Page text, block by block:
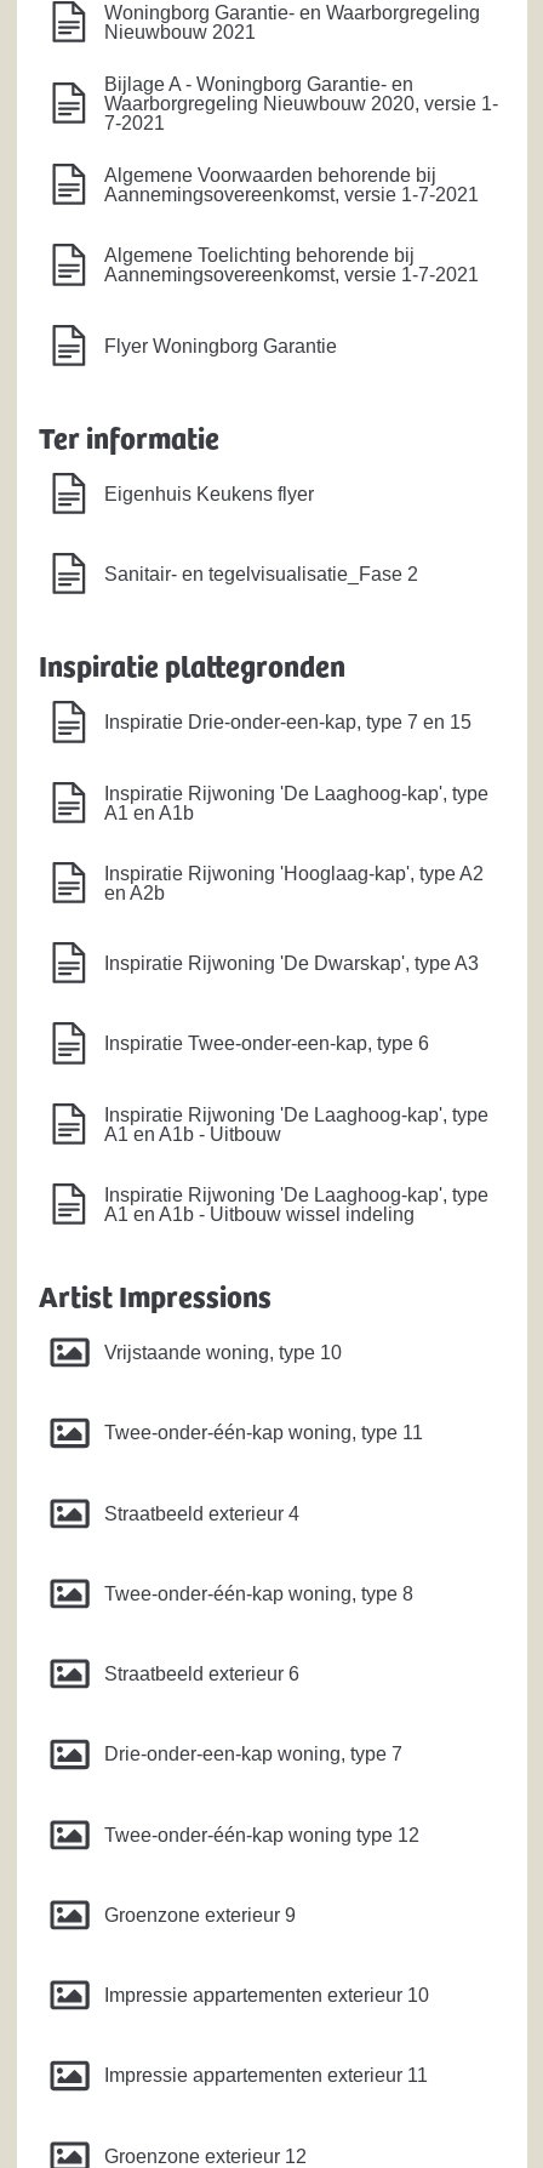
Woningborg Garantie- en Waarborgregeling
Nieuwbouw 2021
Bijlage A - Woningborg Garantie- en
Waarborgregeling Nieuwbouw 2020, versie 1-
7-2021
Algemene Voorwaarden behorende bij
Aannemingsovereenkomst, versie 1-7-2021
Algemene Toelichting behorende bij
Aannemingsovereenkomst, versie 1-7-2021
Flyer Woningborg Garantie
Ter informatie
Eigenhuis Keukens flyer
Sanitair- en tegelvisualisatie_Fase 2
Inspiratie plattegronden
Inspiratie Drie-onder-een-kap, type 7 en 15
Inspiratie Rijwoning 'De Laaghoog-kap', type
A1 en A1b
Inspiratie Rijwoning 'Hooglaag-kap', type A2
en A2b
Inspiratie Rijwoning 'De Dwarskap', type A3
Inspiratie Twee-onder-een-kap, type 6
Inspiratie Rijwoning 'De Laaghoog-kap', type
A1 en A1b - Uitbouw
Inspiratie Rijwoning 'De Laaghoog-kap', type
A1 en A1b - Uitbouw wissel indeling
Artist Impressions
Vrijstaande woning, type 10
Twee-onder-één-kap woning, type 11
Straatbeeld exterieur 4
Twee-onder-één-kap woning, type 8
Straatbeeld exterieur 6
Drie-onder-een-kap woning, type 7
Twee-onder-één-kap woning type 12
Groenzone exterieur 9
Impressie appartementen exterieur 10
Impressie appartementen exterieur 11
Groenzone exterieur 12